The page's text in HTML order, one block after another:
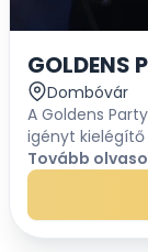
GOLDENS
Dombóvár
A Goldens
igényt kielégítő
éves
magyar
Tovább